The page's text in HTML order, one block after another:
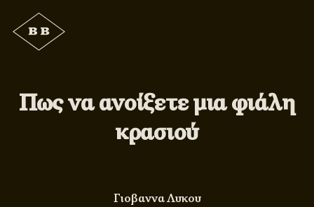
Πως να ανοίξετε μια φιάλη
κρασιού
Γιοβαννα Λυκου